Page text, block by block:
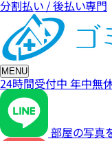
分割払い / 後払い専門
MENU
24時間受付中 年中無
部屋の写真